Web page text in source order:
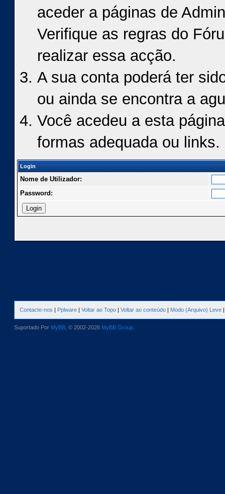
aceder a páginas de
Verifique as regras do
realizar essa acção.
A sua conta poderá ter
ou ainda se encontra a
Você acedeu a esta
formas adequada ou links.
Login
Nome de Utilizador:
Password:
Contacte-nos | Pplware | Voltar ao Topo | Voltar ao conteúdo | Modo (Arquivo) Leve
Suportado Por MyBB , © 2002-2026 MyBB Group